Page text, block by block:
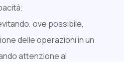
ove possibile,
delle operazioni in un
attenzione al